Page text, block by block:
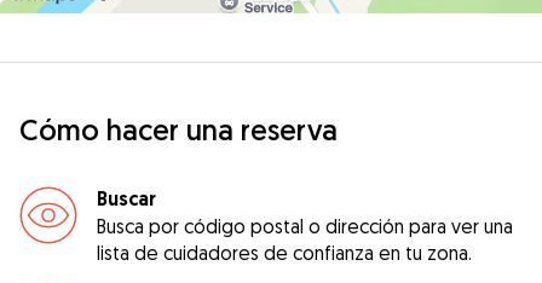
Cómo hacer una reserva
Buscar
Busca por código postal o dirección para ver una
lista de cuidadores de confianza en tu zona.